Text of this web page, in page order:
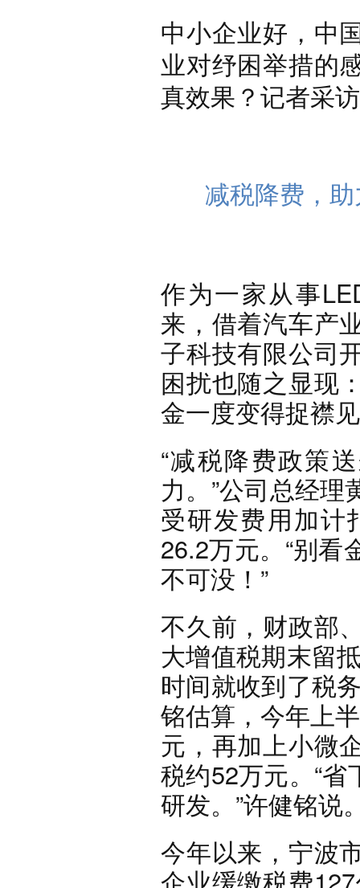
中小企业好，中
业对纾困举措的
真效果？记者采
减税降费，
作为一家从事
来，借着汽车产
子科技有限公司
困扰也随之显现
金一度变得捉襟
“减税降费政策
力。”公司总经
受研发费用加计
26.2万元。“别看
不可没！”
不久前，财政部
大增值税期末留
时间就收到了税
铭估算，今年上
元，再加上小微
税约52万元。“
研发。”许健铭说
今年以来，宁波
企业缓缴税费